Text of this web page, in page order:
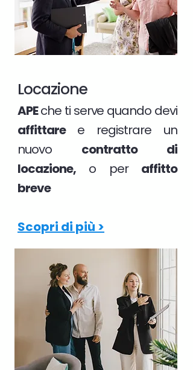
Locazione
APEche ti serve quando devi
affittare e registrare un
nuovo contratto di
locazione, o peraffitto
breve
Scopri di più >